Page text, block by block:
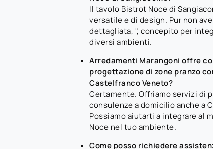
Il tavolo Bistrot Noce di
versatile e di design. Pur non
dettagliata, ", concepito per
diversi ambienti.
Arredamenti Marangoni offre
progettazione di zone pranzo
Castelfranco Veneto?
Certamente. Offriamo servizi di
consulenze a domicilio anche a
Possiamo aiutarti a integrare al
Noce nel tuo ambiente.
Come posso richiedere